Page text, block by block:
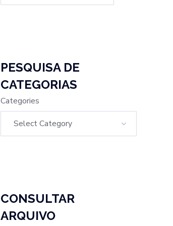
PESQUISA DE
CATEGORIAS
Categories
CONSULTAR
ARQUIVO